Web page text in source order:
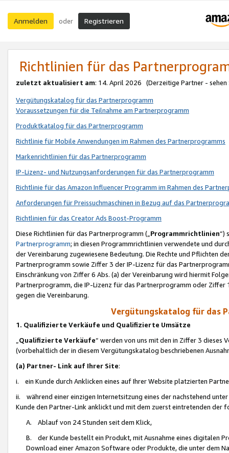
Anmelden oder Registrieren
Richtlinien für das
zuletzt aktualisiert am: 14. April 2026 (Derzeitige Partner - sehen
Vergütungskatalog für das Partnerprogramm
Voraussetzungen für die Teilnahme am Partnerprogramm
Produktkatalog für das Partnerprogramm
Richtlinie für Mobile Anwendungen im Rahmen des Partnerprogramms
Markenrichtlinien für das Partnerprogramm
IP-Lizenz- und Nutzungsanforderungen für das Partnerprogramm
Richtlinie für das Amazon Influencer Programm im Rahmen des
Anforderungen für Preissuchmaschinen in Bezug auf das
Richtlinien für das Creator Ads Boost-Programm
Diese Richtlinien für das Partnerprogramm („Programmrichtlinien“)
Partnerprogramm; in diesen Programmrichtlinien verwendete und
der Vereinbarung zugewiesene Bedeutung. Die Rechte und Pflichten
Partnerprogramm sowie Ziffer 3 der IP-Lizenz für das
Einschränkung von Ziffer 6 Abs. (a) der Vereinbarung wird hiermit
Partnerprogramm, die IP-Lizenz für das Partnerprogramm oder
gegen die Vereinbarung.
Vergütungskatalog für das
1. Qualifizierte Verkäufe und Qualifizierte Umsätze
Qualifizierte Verkäufe“ werden von uns mit den in Ziffer 3
(vorbehaltlich der in diesem Vergütungskatalog beschriebenen
(a) Partner- Link auf Ihrer Site:
i. ein Kunde durch Anklicken eines auf Ihrer Website platzierten
ii. während einer einzigen Internetsitzung eines der nachstehend
Kunde den Partner-Link anklickt und mit dem zuerst eintretenden der
A. Ablauf von 24 Stunden seit dem Klick,
B. der Kunde bestellt ein Produkt, mit Ausnahme eines digitalen
Download einer Amazon Software oder Produkte, die unter dem